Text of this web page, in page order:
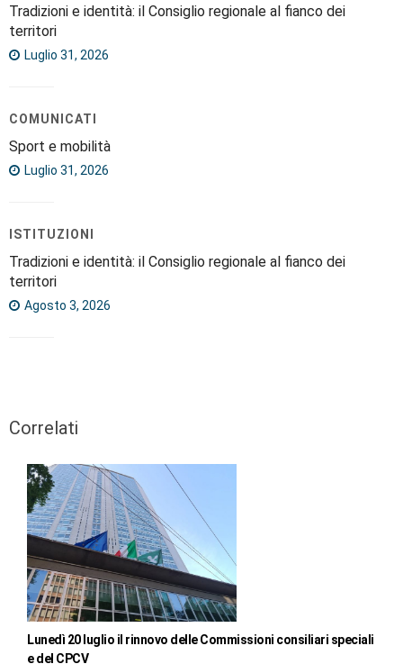
Tradizioni e identità: il Consiglio regionale al fianco dei
territori
Luglio 31, 2026
COMUNICATI
Sport e mobilità
Luglio 31, 2026
ISTITUZIONI
Tradizioni e identità: il Consiglio regionale al fianco dei
territori
Agosto 3, 2026
Correlati
Lunedì 20 luglio il rinnovo delle Commissioni consiliari speciali
e del CPCV